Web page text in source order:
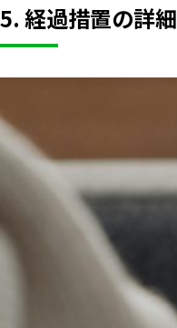
5. 経過措置の詳細